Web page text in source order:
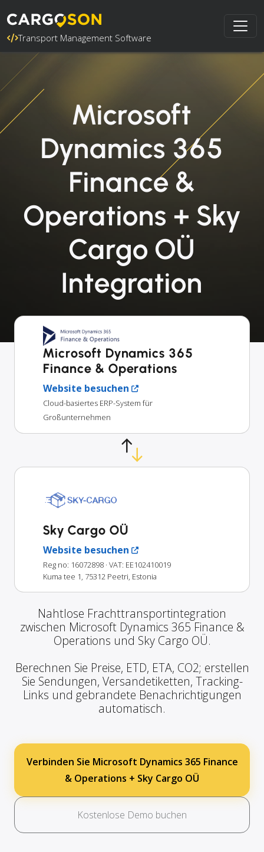
Transport Management Software
Microsoft
Dynamics 365
Finance &
Operations + Sky
Cargo OÜ
Integration
Microsoft Dynamics 365
Finance & Operations
Website besuchen
Cloud-basiertes ERP-System für
Großunternehmen
Sky Cargo OÜ
Website besuchen
Reg no: 16072898 · VAT: EE102410019
Kuma tee 1, 75312 Peetri, Estonia
Nahtlose Frachttransportintegration
zwischen Microsoft Dynamics 365 Finance &
Operations und Sky Cargo OÜ.
Berechnen Sie Preise, ETD, ETA, CO2; erstellen
Sie Sendungen, Versandetiketten, Tracking-
Links und gebrandete Benachrichtigungen
automatisch.
Verbinden Sie Microsoft Dynamics 365 Finance
& Operations + Sky Cargo OÜ
Kostenlose Demo buchen